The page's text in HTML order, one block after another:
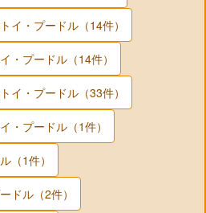
イ・プードル（14件）
・プードル（14件）
イ・プードル（33件）
・プードル（1件）
（1件）
ドル（2件）